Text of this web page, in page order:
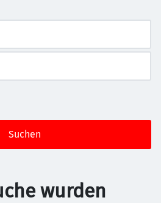
Suchen
wurden